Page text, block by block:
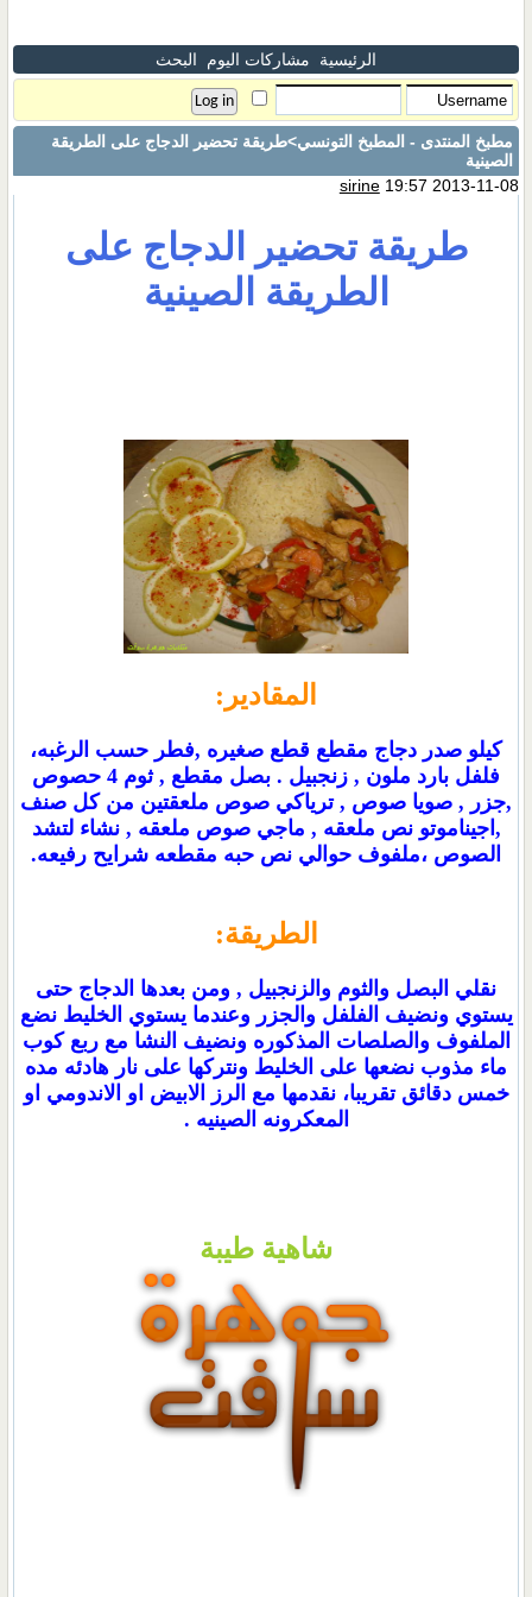
الرئيسية مشاركات اليوم البحث
مطبخ المنتدى - المطبخ التونسي>طريقة تحضير الدجاج على الطريقة
الصينية
sirine19:57 2013-11-08
طريقة تحضير الدجاج على
الطريقة الصينية
المقادير:
كيلو صدر دجاج مقطع قطع صغيره ,فطر حسب الرغبه،
فلفل بارد ملون , زنجبيل . بصل مقطع , ثوم 4 حصوص
,جزر , صويا صوص , ترياكي صوص ملعقتين من كل صنف
,اجيناموتو نص ملعقه , ماجي صوص ملعقه , نشاء لتشد
الصوص ،ملفوف حوالي نص حبه مقطعه شرايح رفيعه.
الطريقة:
نقلي البصل والثوم والزنجبيل , ومن بعدها الدجاج حتى
يستوي ونضيف الفلفل والجزر وعندما يستوي الخليط نضع
الملفوف والصلصات المذكوره ونضيف النشا مع ربع كوب
ماء مذوب نضعها على الخليط ونتركها على نار هادئه مده
خمس دقائق تقريبا، نقدمها مع الرز الابيض او الاندومي او
المعكرونه الصينيه .
شاهية طيبة